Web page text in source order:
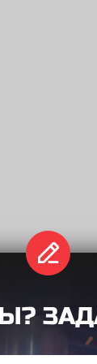
Название формы